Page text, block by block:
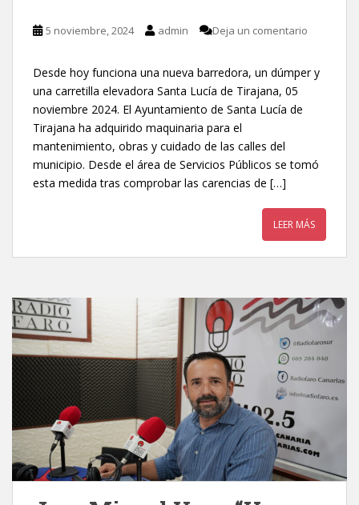
5 noviembre, 2024 admin Deja un comentario
Desde hoy funciona una nueva barredora, un dúmper y
una carretilla elevadora Santa Lucía de Tirajana, 05
noviembre 2024. El Ayuntamiento de Santa Lucía de
Tirajana ha adquirido maquinaria para el
mantenimiento, obras y cuidado de las calles del
municipio. Desde el área de Servicios Públicos se tomó
esta medida tras comprobar las carencias de […]
LEER MÁS